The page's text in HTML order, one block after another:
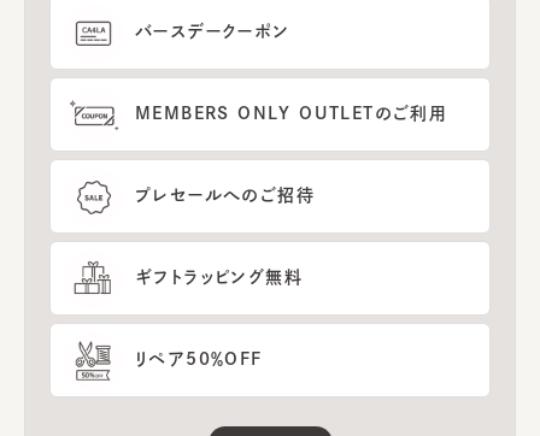
バースデークーポン
MEMBERS ONLY OUTLETのご利用
プレセールへのご招待
ギフトラッピング無料
リペア50％OFF